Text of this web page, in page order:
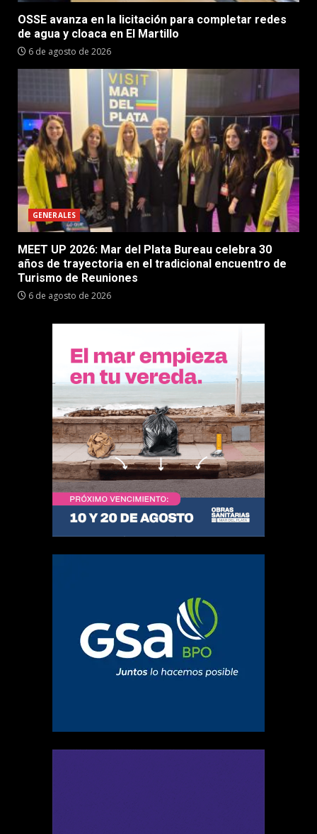
OSSE avanza en la licitación para completar redes
de agua y cloaca en El Martillo
6 de agosto de 2026
GENERALES
MEET UP 2026: Mar del Plata Bureau celebra 30
años de trayectoria en el tradicional encuentro de
Turismo de Reuniones
6 de agosto de 2026